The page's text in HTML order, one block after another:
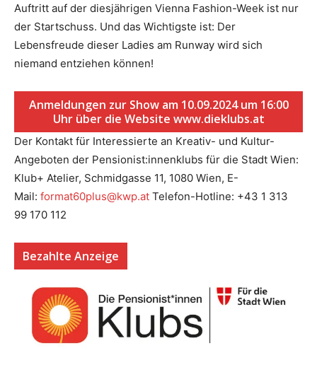
Auftritt auf der diesjährigen Vienna Fashion-Week ist nur
der Startschuss. Und das Wichtigste ist: Der
Lebensfreude dieser Ladies am Runway wird sich
niemand entziehen können!
Anmeldungen zur Show am 10.09.2024 um 16:00
Uhr über die Website www.dieklubs.at
Der Kontakt für Interessierte an Kreativ- und Kultur-
Angeboten der Pensionist:innenklubs für die Stadt Wien:
Klub+ Atelier, Schmidgasse 11, 1080 Wien, E-
Mail: format60plus@kwp.at Telefon-Hotline: +43 1 313
99 170 112
Bezahlte Anzeige